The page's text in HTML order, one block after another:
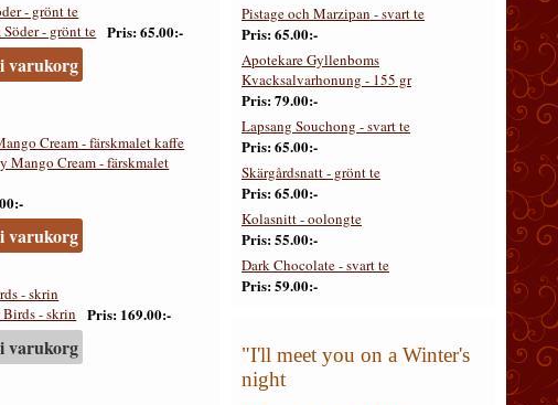
- grönt te
Pris 65.00:-
varukorg
Cream - färskmalet kaffe
varukorg
- skrin
Pris 169.00:-
varukorg
Pistage och Marzipan - svart te
Pris 65.00:-
Apotekare Gyllenboms
Kvacksalvarhonung - 155 gr
Pris 79.00:-
Lapsang Souchong - svart te
Pris 65.00:-
Skärgårdsnatt - grönt te
Pris 65.00:-
Kolasnitt - oolongte
Pris 55.00:-
Dark Chocolate - svart te
Pris 59.00:-
"I'll meet you on a Winter's
night